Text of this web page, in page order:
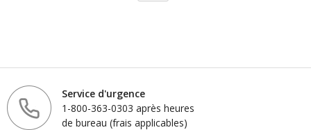
Service d'urgence
1-800-363-0303 après heures
de bureau (frais applicables)